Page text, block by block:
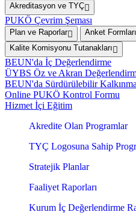
Akreditasyon ve TYÇ
PUKÖ Çevrim Şeması
Plan ve Raporlar Anket
Kalite Komisyonu Tutanakları
BEUN'da İç Değerlendirme
ÜYBS Öz ve Akran
BEUN'da Sürdürülebilir
Online PUKÖ Kontrol Formu
Hizmet İçi Eğitim
Akredite Olan Programlar
TYÇ Logosuna Sahip
Stratejik Planlar
Faaliyet Raporları
Kurum İç Değerlendirme